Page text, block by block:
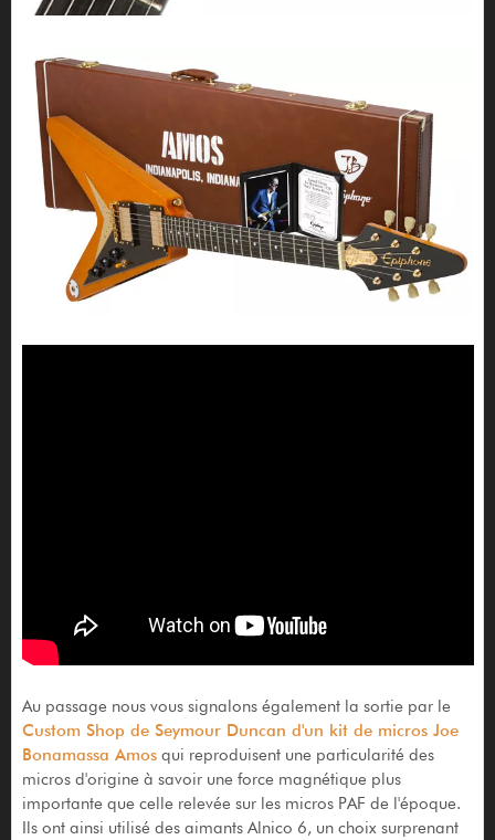
Au passage nous vous signalons également la sortie par le
Custom Shop de Seymour Duncan d'un kit de micros Joe
Bonamassa Amosqui reproduisent une particularité des
micros d'origine à savoir une force magnétique plus
importante que celle relevée sur les micros PAF de l'époque.
Ils ont ainsi utilisé des aimants Alnico 6, un choix surprenant